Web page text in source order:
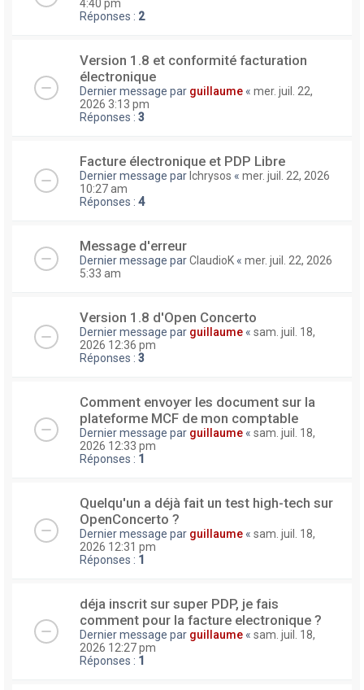
4:40 pm
Réponses : 2
Version 1.8 et conformité facturation
électronique
Dernier message par guillaume « mer. juil. 22,
2026 3:13 pm
Réponses : 3
Facture électronique et PDP Libre
Dernier message par lchrysos « mer. juil. 22, 2026
10:27 am
Réponses : 4
Message d'erreur
Dernier message parClaudioK « mer. juil. 22, 2026
5:33 am
Version 1.8 d'Open Concerto
Dernier message par guillaume « sam. juil. 18,
2026 12:36 pm
Réponses : 3
Comment envoyer les document sur la
plateforme MCF de mon comptable
Dernier message par guillaume « sam. juil. 18,
2026 12:33 pm
Réponses : 1
Quelqu'un a déjà fait un test high-tech sur
OpenConcerto ?
Dernier message par guillaume « sam. juil. 18,
2026 12:31 pm
Réponses : 1
déja inscrit sur super PDP, je fais
comment pour la facture electronique ?
Dernier message par guillaume « sam. juil. 18,
2026 12:27 pm
Réponses : 1